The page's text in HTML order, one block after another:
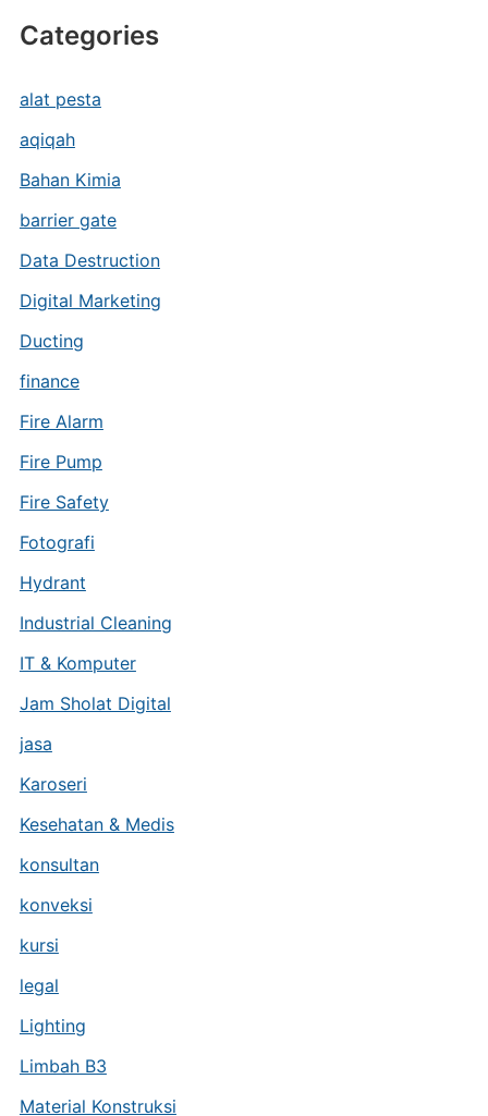
Categories
alat pesta
aqiqah
Bahan Kimia
barrier gate
Data Destruction
Digital Marketing
Ducting
finance
Fire Alarm
Fire Pump
Fire Safety
Fotografi
Hydrant
Industrial Cleaning
IT & Komputer
Jam Sholat Digital
jasa
Karoseri
Kesehatan & Medis
konsultan
konveksi
kursi
legal
Lighting
Limbah B3
Material Konstruksi